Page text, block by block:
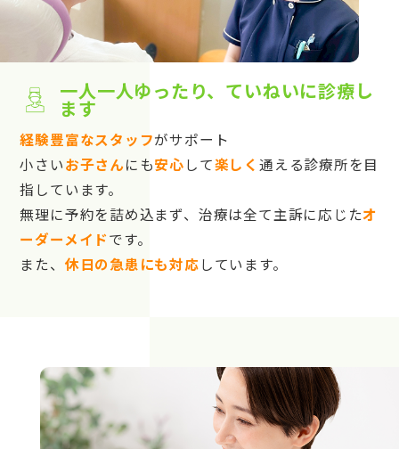
一人一人ゆったり、ていねいに診療し
ます
経験豊富なスタッフがサポート
小さいお子さんにも安心して楽しく 通える診療所を目
指しています。
無理に予約を詰め込まず、治療は全て主訴に応じたオ
ーダーメイドです。
また、 休日の急患にも対応しています。